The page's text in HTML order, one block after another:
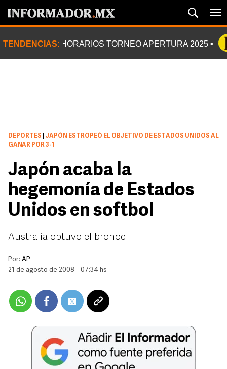
TENDENCIAS: HORARIOS TORNEO APERTURA 2025
DEPORTES
JAPÓN ESTROPEÓ EL OBJETIVO DE ESTADOS UNIDOS AL
GANAR POR 3-1
Japón acaba la
hegemonía de Estados
Unidos en softbol
Australia obtuvo el bronce
Por: AP
21 de agosto de 2008 - 07:34 hs